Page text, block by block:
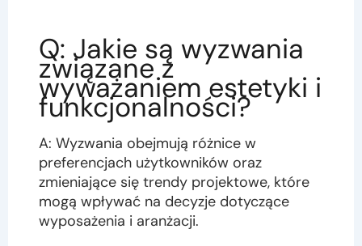
Q: Jakie są wyzwania
związane z
wyważaniem estetyki i
funkcjonalności?
A: Wyzwania obejmują różnice w
preferencjach użytkowników oraz
zmieniające się trendy projektowe, które
mogą wpływać na decyzje dotyczące
wyposażenia i aranżacji.